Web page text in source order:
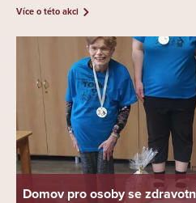
Více o této akci
Domov pro osoby se